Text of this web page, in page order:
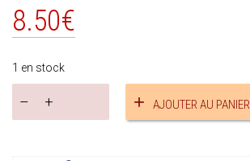
8.50€
1 en stock
Bracelet
AJOUTER AU PANIER